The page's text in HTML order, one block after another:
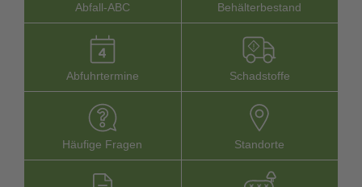
Abfall-­ABC Behälterbestand
Abfuhrtermine Schadstoffe
Häufige Fragen Stand­orte